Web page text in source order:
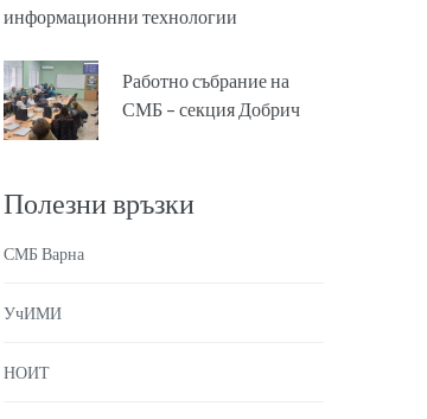
информационни технологии
Работно събрание на
СМБ – секция Добрич
Полезни връзки
СМБ Варна
УчИМИ
НОИТ